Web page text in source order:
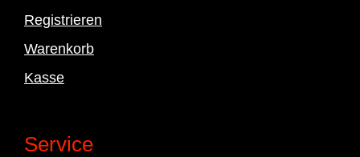
Registrieren
Warenkorb
Kasse
Service